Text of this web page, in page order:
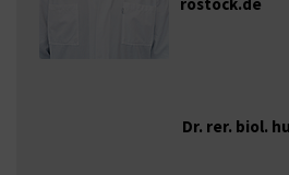
Dr. rer. biol.